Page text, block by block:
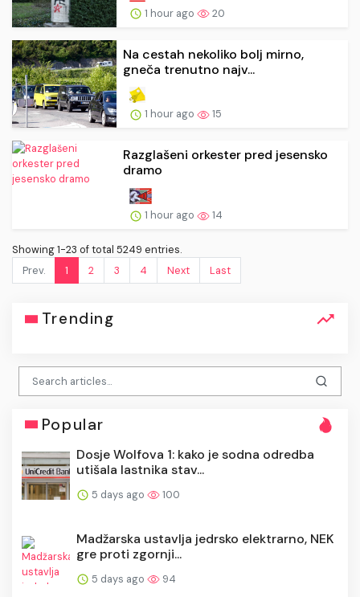
1 hour ago 20
Na cestah nekoliko bolj mirno,
gneča trenutno najv...
1 hour ago 15
Razglašeni orkester pred jesensko
dramo
1 hour ago 14
Showing 1-23 of total 5249 entries.
Prev.
1 2 3 4 Next Last
Trending
Popular
Dosje Wolfova 1: kako je sodna odredba
utišala lastnika stav...
5 days ago 100
Madžarska ustavlja jedrsko elektrarno, NEK
gre proti zgornji...
5 days ago 94